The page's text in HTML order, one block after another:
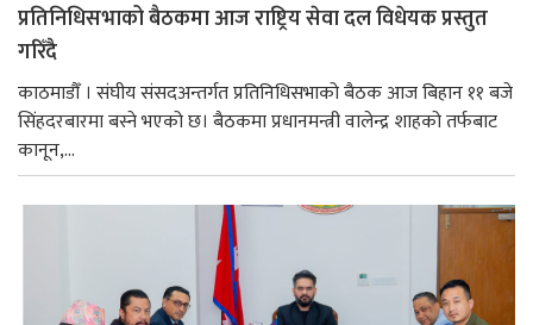
प्रतिनिधिसभाको बैठकमा आज राष्ट्रिय सेवा दल विधेयक प्रस्तुत
गरिँदै
काठमाडौँ । संघीय संसदअन्तर्गत प्रतिनिधिसभाको बैठक आज बिहान ११ बजे
सिंहदरबारमा बस्ने भएको छ। बैठकमा प्रधानमन्त्री वालेन्द्र शाहको तर्फबाट
कानून,...